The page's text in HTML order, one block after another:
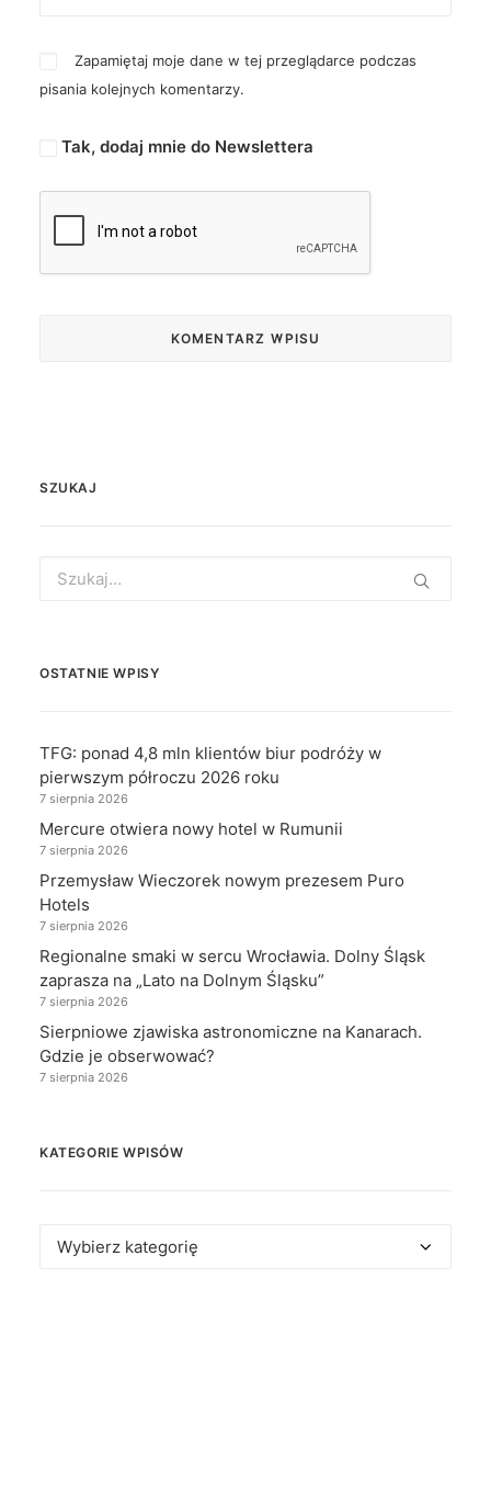
Zapamiętaj moje dane w tej przeglądarce podczas
pisania kolejnych komentarzy.
Tak, dodaj mnie do Newslettera
SZUKAJ
for:
OSTATNIE WPISY
TFG: ponad 4,8 mln klientów biur podróży w
pierwszym półroczu 2026 roku
7 sierpnia 2026
Mercure otwiera nowy hotel w Rumunii
7 sierpnia 2026
Przemysław Wieczorek nowym prezesem Puro
Hotels
7 sierpnia 2026
Regionalne smaki w sercu Wrocławia. Dolny Śląsk
zaprasza na „Lato na Dolnym Śląsku”
7 sierpnia 2026
Sierpniowe zjawiska astronomiczne na Kanarach.
Gdzie je obserwować?
7 sierpnia 2026
KATEGORIE WPISÓW
Kategorie